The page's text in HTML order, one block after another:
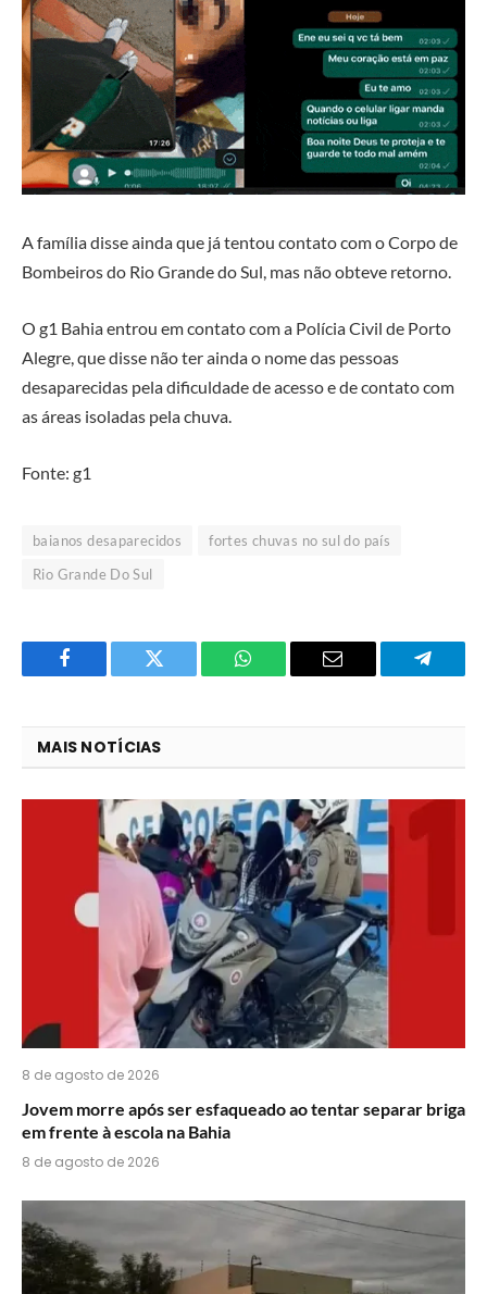
A família disse ainda que já tentou contato com o Corpo de
Bombeiros do Rio Grande do Sul, mas não obteve retorno.
O g1 Bahia entrou em contato com a Polícia Civil de Porto
Alegre, que disse não ter ainda o nome das pessoas
desaparecidas pela dificuldade de acesso e de contato com
as áreas isoladas pela chuva.
Fonte: g1
baianos desaparecidos
fortes chuvas no sul do país
Rio Grande Do Sul
Facebook Twitter
O
do
WhatsApp?
E-
MAIS NOTÍCIAS
8 de agosto de 2026
Jovem morre após ser esfaqueado ao tentar separar briga
em frente à escola na Bahia
8 de agosto de 2026